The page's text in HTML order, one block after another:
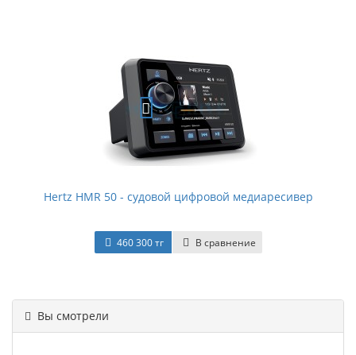
Hertz HMR 50 - судовой цифровой медиаресивер
460 300 тг В сравнение
Вы смотрели